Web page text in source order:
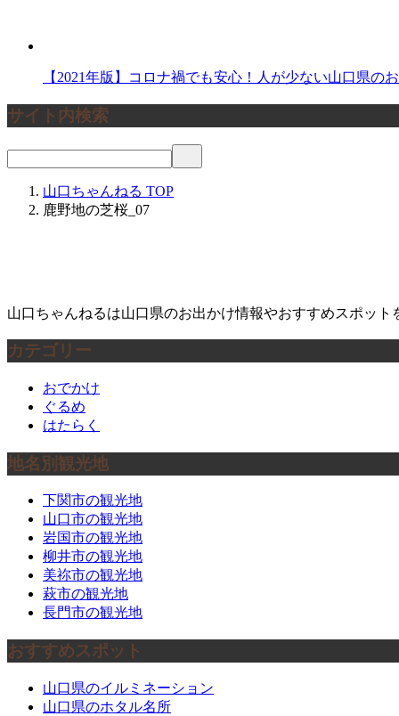
【2021年版】コロナ禍でも安心！人が少ない山口県の
サイト内検索
山口ちゃんねる TOP
鹿野地の芝桜_07
山口ちゃんねるは山口県のお出かけ情報やおすすめスポッ
カテゴリー
おでかけ
ぐるめ
はたらく
地名別観光地
下関市の観光地
山口市の観光地
岩国市の観光地
柳井市の観光地
美祢市の観光地
萩市の観光地
長門市の観光地
おすすめスポット
山口県のイルミネーション
山口県のホタル名所